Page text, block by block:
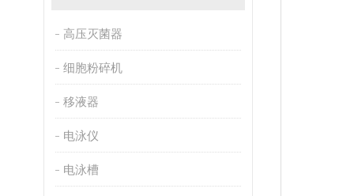
高压灭菌器
细胞粉碎机
移液器
电泳仪
电泳槽